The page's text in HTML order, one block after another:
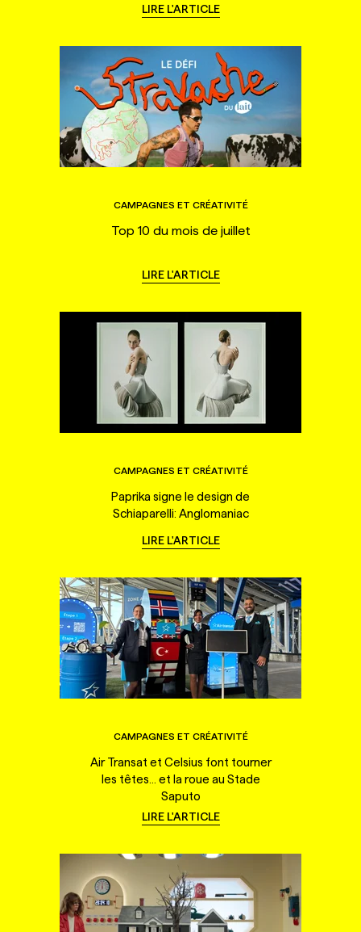
LIRE L'ARTICLE
CAMPAGNES ET CRÉATIVITÉ
Top 10 du mois de juillet
LIRE L'ARTICLE
CAMPAGNES ET CRÉATIVITÉ
Paprika signe le design de
Schiaparelli: Anglomaniac
LIRE L'ARTICLE
CAMPAGNES ET CRÉATIVITÉ
Air Transat et Celsius font tourner
les têtes... et la roue au Stade
Saputo
LIRE L'ARTICLE